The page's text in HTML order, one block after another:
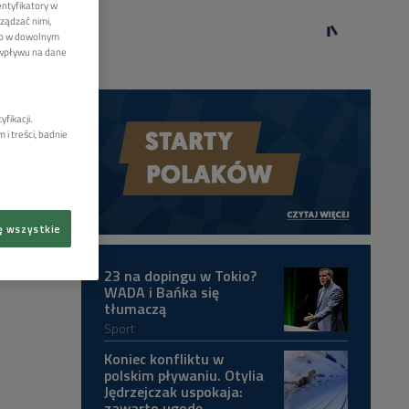
23 na dopingu w Tokio?
WADA i Bańka się
tłumaczą
Sport
Koniec konfliktu w
polskim pływaniu. Otylia
Jędrzejczak uspokaja:
w
nimi,
w dowolnym
na dane
i treści, badnie
wszystkie